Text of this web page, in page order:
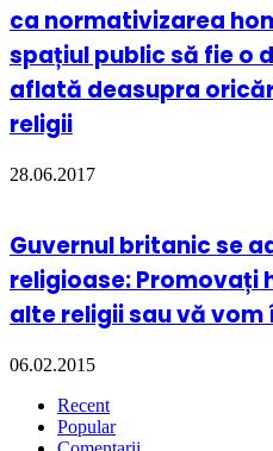
ca normativizarea
spațiul public să fie o
aflată deasupra
religii
28.06.2017
Guvernul britanic se
religioase: Promovați
alte religii sau vă vom
06.02.2015
Recent
Popular